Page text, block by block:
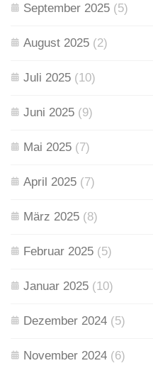
September 2025 (5)
August 2025 (2)
Juli 2025 (10)
Juni 2025 (9)
Mai 2025 (7)
April 2025 (7)
März 2025 (8)
Februar 2025 (5)
Januar 2025 (10)
Dezember 2024 (5)
November 2024 (6)